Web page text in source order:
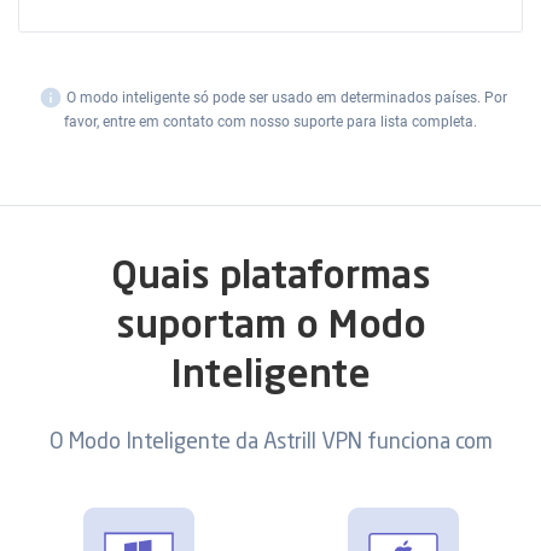
i
O modo inteligente só pode ser usado em determinados países. Por
favor, entre em contato com nosso suporte para lista completa.
Quais plataformas
suportam o Modo
Inteligente
O Modo Inteligente da Astrill VPN funciona com